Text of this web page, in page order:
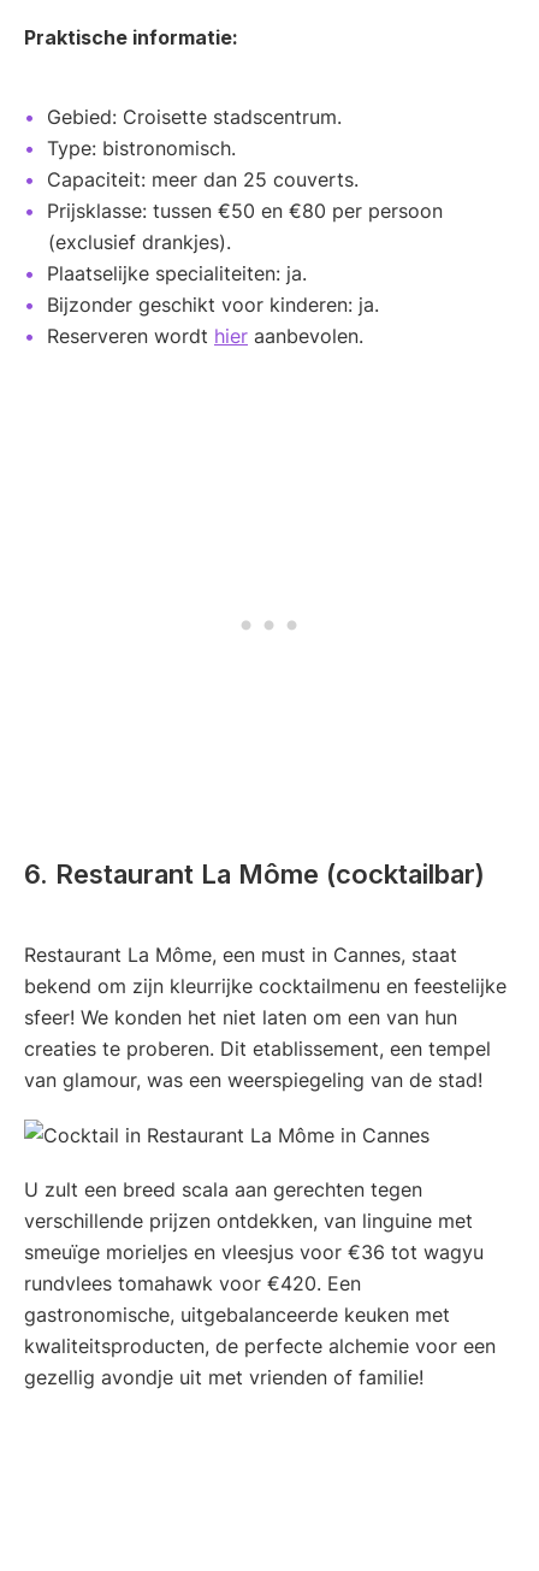
Praktische informatie:
Gebied: Croisette stadscentrum.
Type: bistronomisch.
Capaciteit: meer dan 25 couverts.
Prijsklasse: tussen €50 en €80 per persoon
(exclusief drankjes).
Plaatselijke specialiteiten: ja.
Bijzonder geschikt voor kinderen: ja.
Reserveren wordt hier aanbevolen.
6. Restaurant La Môme (cocktailbar)
Restaurant La Môme, een must in Cannes, staat
bekend om zijn kleurrijke cocktailmenu en feestelijke
sfeer! We konden het niet laten om een van hun
creaties te proberen. Dit etablissement, een tempel
van glamour, was een weerspiegeling van de stad!
U zult een breed scala aan gerechten tegen
verschillende prijzen ontdekken, van linguine met
smeuïge morieljes en vleesjus voor €36 tot wagyu
rundvlees tomahawk voor €420. Een
gastronomische, uitgebalanceerde keuken met
kwaliteitsproducten, de perfecte alchemie voor een
gezellig avondje uit met vrienden of familie!